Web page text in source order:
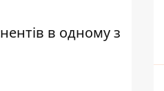
в одному з